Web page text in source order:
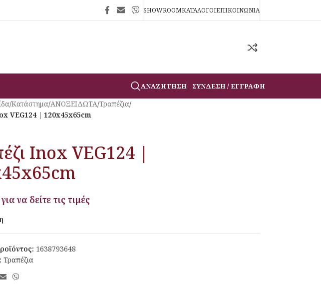
SHOWROOMΚΑΤΑΛΟΓΟΙΕΠΙΚΟΙΝΩΝΙΑ
ΑΝΑΖΉΤΗΣΗ ΣΎΝΔΕΣΗ / ΕΓΓΡΑΦΉ
/Κατάστημα/ΑΝΟΞΕΙΔΩΤΑ/Τραπέζια/
VEG124 | 120x45x65cm
Inox VEG124 |
να δείτε τις τιμές
1638793648
Τραπέζια